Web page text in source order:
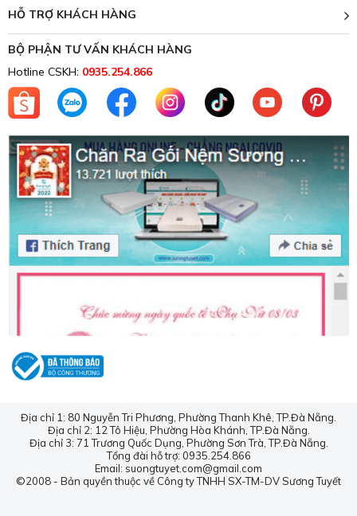
đều được bày bán và nhiều người ưa chuộng.
Chăn ga gối đệm Đà Nẵng Sương Tuyết.
Khách hàng chỉ cần liên hệ cửa hàng hoặc thông qua
websitewww.suongtuyet.comthì sẽ được tư vấn về
các sản phẩm, chất liệu phù hợp theo đúng kích thước và
Bên cạnh đó, khách hàng có nhu cầu mua sắm
Sương Tuyết để được tư vấn và trợ giá nhiệt tình nhất
nhé!.
cầu của khách hàng, với tiêu chí:
Nói không với hàng giả, hàng kém chất lượng.
Giá thành rẻ, chất lượng cao, bảo hành nghiêm túc.
HỖ TRỢ KHÁCH HÀNG
BỘ PHẬN TƯ VẤN KHÁCH HÀNG
Hotline CSKH: 0935.254.866
Địa chỉ 1: 80 Nguyễn Tri Phương, Phường Thanh Khê, TP.Đà Nẵng.
Địa chỉ 2: 12 Tô Hiệu, Phường Hòa Khánh, TP.Đà Nẵng.
Địa chỉ 3: 71 Trương Quốc Dụng, Phường Sơn Trà, TP.Đà Nẵng.
Tổng đài hỗ trợ: 0935.254.866
Email: suongtuyet.com@gmail.com
©2008 - Bản quyền thuộc về Công ty TNHH SX-TM-DV Sương Tuyết